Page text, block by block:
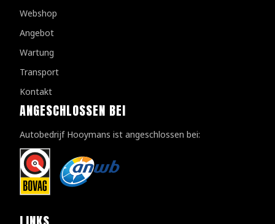
Webshop
Angebot
Wartung
Transport
Kontakt
ANGESCHLOSSEN BEI
Autobedrijf Hooymans ist angeschlossen bei: